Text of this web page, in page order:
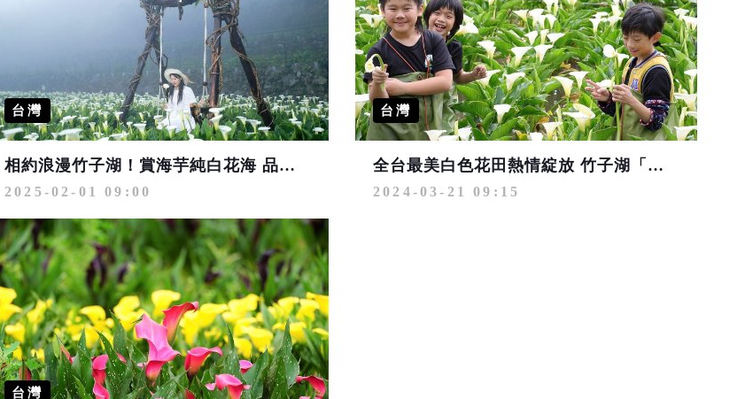
台灣
相約浪漫竹子湖！賞海芋純白花海 品嘗野菜美食
2025-02-01 09:00
台灣
全台最美白色花田熱情綻放 竹子湖「芋見小時候」海芋季開跑
2024-03-21 09:15
台灣